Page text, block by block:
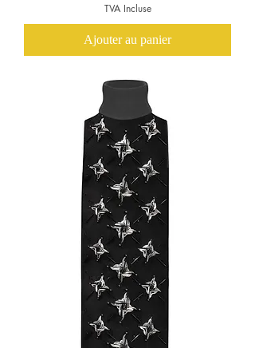
TVA Incluse
Ajouter au panier